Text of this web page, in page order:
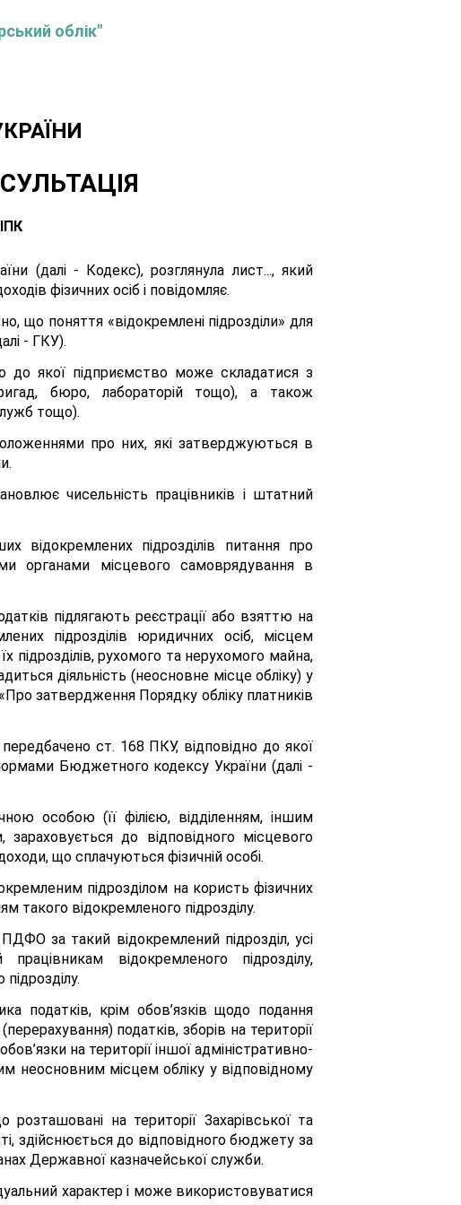
облік"
(далі - Кодекс), розглянула лист..., який
фізичних осіб і повідомляє.
що поняття «відокремлені підрозділи» для
- ГКУ).
до якої підприємство може складатися з
бюро, лабораторій тощо), а також
тощо).
про них, які затверджуються в
чисельність працівників і штатний
відокремлених підрозділів питання про
органами місцевого самоврядування в
підлягають реєстрації або взяттю на
підрозділів юридичних осіб, місцем
підрозділів, рухомого та нерухомого майна,
діяльність (неосновне місце обліку) у
затвердження Порядку обліку платників
ст. 168 ПКУ, відповідно до якої
Бюджетного кодексу України (далі -
особою (її філією, відділенням, іншим
до відповідного місцевого
що сплачуються фізичній особі.
підрозділом на користь фізичних
такого відокремленого підрозділу.
за такий відокремлений підрозділ, усі
відокремленого підрозділу,
податків, крім обов’язків щодо подання
податків, зборів на території
на території іншої адміністративно-
неосновним місцем обліку у відповідному
на території Захарівської та
здійснюється до відповідного бюджету за
Державної казначейської служби.
характер і може використовуватися